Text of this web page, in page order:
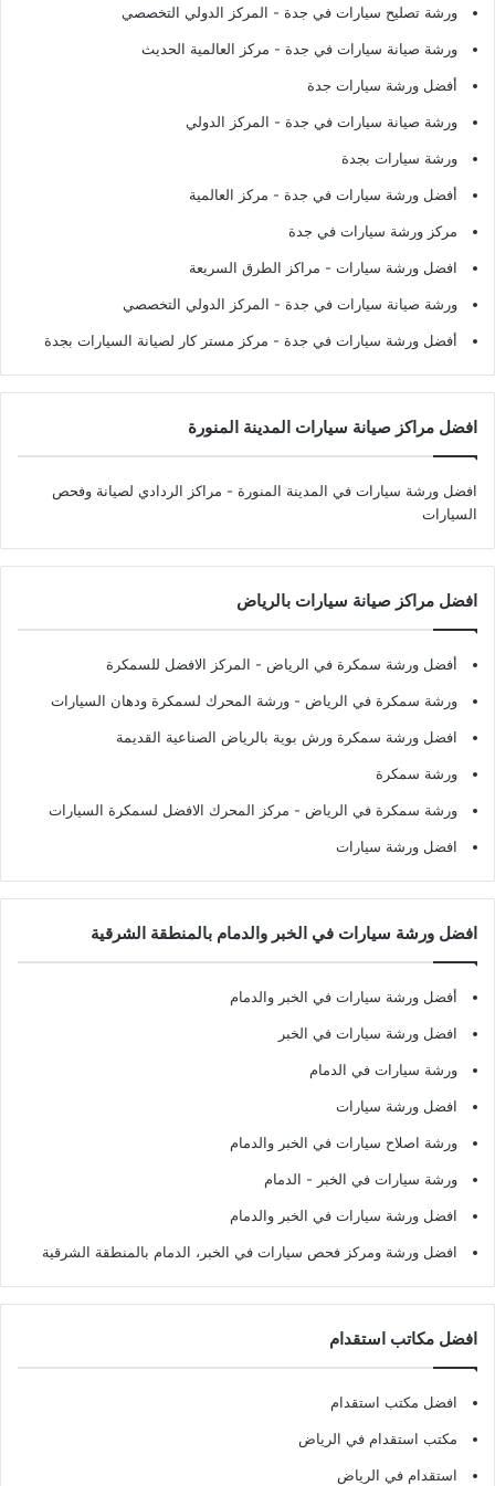
ورشة تصليح سيارات في جدة - المركز الدولي التخصصي
ورشة صيانة سيارات في جدة - مركز العالمية الحديث
أفضل ورشة سيارات جدة
ورشة صيانة سيارات في جدة - المركز الدولي
ورشة سيارات بجدة
أفضل ورشة سيارات في جدة - مركز العالمية
مركز ورشة سيارات في جدة
افضل ورشة سيارات - مراكز الطرق السريعة
ورشة صيانة سيارات في جدة - المركز الدولي التخصصي
أفضل ورشة سيارات في جدة - مركز مستر كار لصيانة السيارات بجدة
افضل مراكز صيانة سيارات المدينة المنورة
افضل ورشة سيارات في المدينة المنورة - مراكز الردادي لصيانة وفحص
السيارات
افضل مراكز صيانة سيارات بالرياض
أفضل ورشة سمكرة في الرياض - المركز الافضل للسمكرة
ورشة سمكرة في الرياض - ورشة المحرك لسمكرة ودهان السيارات
افضل ورشة سمكرة ورش بوية بالرياض الصناعية القديمة
ورشة سمكرة
ورشة سمكرة في الرياض - مركز المحرك الافضل لسمكرة السيارات
افضل ورشة سيارات
افضل ورشة سيارات في الخبر والدمام بالمنطقة الشرقية
أفضل ورشة سيارات في الخبر والدمام
افضل ورشة سيارات في الخبر
ورشة سيارات في الدمام
افضل ورشة سيارات
ورشة اصلاح سيارات في الخبر والدمام
ورشة سيارات في الخبر - الدمام
افضل ورشة سيارات في الخبر والدمام
افضل ورشة ومركز فحص سيارات في الخبر، الدمام بالمنطقة الشرقية
افضل مكاتب استقدام
افضل مكتب استقدام
مكتب استقدام في الرياض
استقدام في الرياض